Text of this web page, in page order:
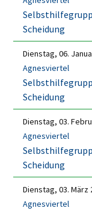
Scheidung
Dienstag, 06.
Agnesviertel
Scheidung
Dienstag, 03.
Agnesviertel
Scheidung
Dienstag, 03. März
Agnesviertel